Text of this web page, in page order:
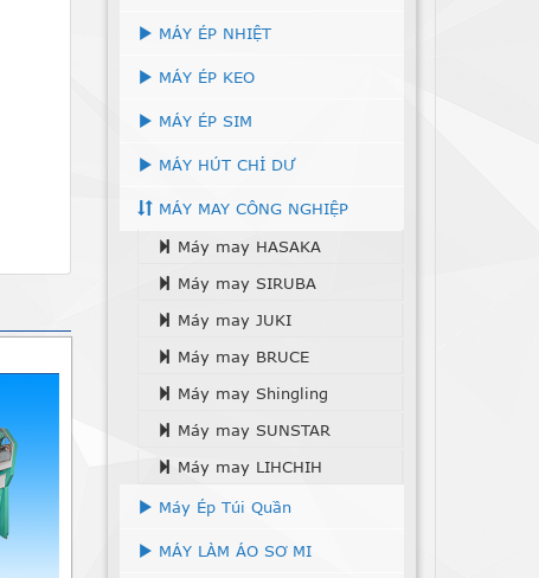
MÁY ÉP NHIỆT
MÁY ÉP KEO
MÁY ÉP SIM
MÁY HÚT CHỈ DƯ
MÁY MAY CÔNG NGHIỆP
Máy may HASAKA
Máy may SIRUBA
Máy may JUKI
Máy may BRUCE
Máy may Shingling
Máy may SUNSTAR
Máy may LIHCHIH
Máy Ép Túi Quần
MÁY LÀM ÁO SƠ MI